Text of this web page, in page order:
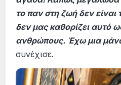
το παν στη ζωή δεν είναι
δεν μας καθορίζει αυτό
ανθρώπους. Έχω μια
συνέχισε.